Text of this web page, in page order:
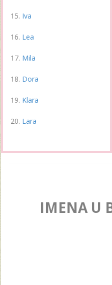
Iva
Lea
Mila
Dora
Klara
Lara
IMENA U